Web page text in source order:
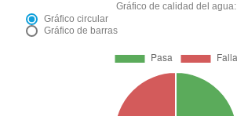
Gráfico de calidad del agua:
Gráfico circular
Gráfico de barras